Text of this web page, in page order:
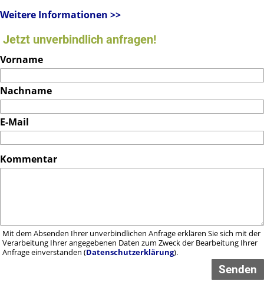
Weitere Informationen >>
Jetzt unverbindlich anfragen!
Vorname
Nachname
E-Mail
Telefon
Kommentar
Mit dem Absenden Ihrer unverbindlichen Anfrage erklären Sie sich mit der
Verarbeitung Ihrer angegebenen Daten zum Zweck der Bearbeitung Ihrer
Anfrage einverstanden (Datenschutzerklärung).